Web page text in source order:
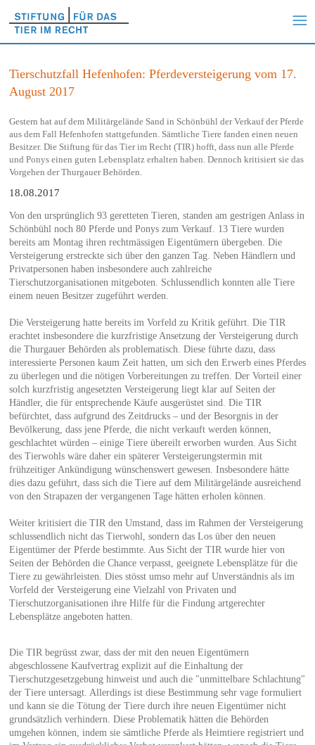
Tierschutzfall Hefenhofen: Pferdeversteigerung vom 17.
August 2017
Gestern hat auf dem Militärgelände Sand in Schönbühl der Verkauf der Pferde
aus dem Fall Hefenhofen stattgefunden. Sämtliche Tiere fanden einen neuen
Besitzer. Die Stiftung für das Tier im Recht (TIR) hofft, dass nun alle Pferde
und Ponys einen guten Lebensplatz erhalten haben. Dennoch kritisiert sie das
Vorgehen der Thurgauer Behörden.
18.08.2017
Von den ursprünglich 93 geretteten Tieren, standen am gestrigen Anlass in
Schönbühl noch 80 Pferde und Ponys zum Verkauf. 13 Tiere wurden
bereits am Montag ihren rechtmässigen Eigentümern übergeben. Die
Versteigerung erstreckte sich über den ganzen Tag. Neben Händlern und
Privatpersonen haben insbesondere auch zahlreiche
Tierschutzorganisationen mitgeboten. Schlussendlich konnten alle Tiere
einem neuen Besitzer zugeführt werden.
Die Versteigerung hatte bereits im Vorfeld zu Kritik geführt. Die TIR
erachtet insbesondere die kurzfristige Ansetzung der Versteigerung durch
die Thurgauer Behörden als problematisch. Diese führte dazu, dass
interessierte Personen kaum Zeit hatten, um sich den Erwerb eines Pferdes
zu überlegen und die nötigen Vorbereitungen zu treffen. Der Vorteil einer
solch kurzfristig angesetzten Versteigerung liegt klar auf Seiten der
Händler, die für entsprechende Käufe ausgerüstet sind. Die TIR
befürchtet, dass aufgrund des Zeitdrucks – und der Besorgnis in der
Bevölkerung, dass jene Pferde, die nicht verkauft werden können,
geschlachtet würden – einige Tiere übereilt erworben wurden. Aus Sicht
des Tierwohls wäre daher ein späterer Versteigerungstermin mit
frühzeitiger Ankündigung wünschenswert gewesen. Insbesondere hätte
dies dazu geführt, dass sich die Tiere auf dem Militärgelände ausreichend
von den Strapazen der vergangenen Tage hätten erholen können.
Weiter kritisiert die TIR den Umstand, dass im Rahmen der Versteigerung
schlussendlich nicht das Tierwohl, sondern das Los über den neuen
Eigentümer der Pferde bestimmte. Aus Sicht der TIR wurde hier von
Seiten der Behörden die Chance verpasst, geeignete Lebensplätze für die
Tiere zu gewährleisten. Dies stösst umso mehr auf Unverständnis als im
Vorfeld der Versteigerung eine Vielzahl von Privaten und
Tierschutzorganisationen ihre Hilfe für die Findung artgerechter
Lebensplätze angeboten hatten.
Die TIR begrüsst zwar, dass der mit den neuen Eigentümern
abgeschlossene Kaufvertrag explizit auf die Einhaltung der
Tierschutzgesetzgebung hinweist und auch die "unmittelbare Schlachtung"
der Tiere untersagt. Allerdings ist diese Bestimmung sehr vage formuliert
und kann sie die Tötung der Tiere durch ihre neuen Eigentümer nicht
grundsätzlich verhindern. Diese Problematik hätten die Behörden
umgehen können, indem sie sämtliche Pferde als Heimtiere registriert und